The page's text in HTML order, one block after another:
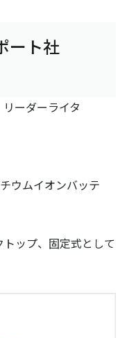
ート社
ーダーライタ
ウムイオンバッテ
ップ、固定式として